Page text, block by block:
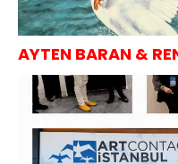
AYTEN BARAN &